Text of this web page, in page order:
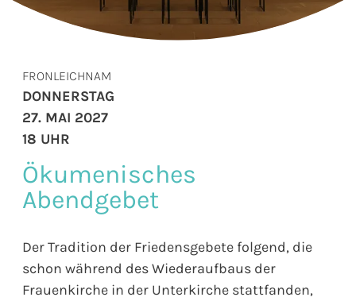
Ökumenisches
Abendgebet
Der Tradition der Friedensgebete folgend, die
schon während des Wiederaufbaus der
Frauenkirche in der Unterkirche stattfanden,
FRONLEICHNAM
DONNERSTAG
27. MAI 2027
18 UHR